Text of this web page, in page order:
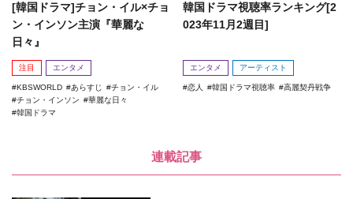
[韓国ドラマ]チョン・イル×チョ
ン・インソン主演『華麗な
日々』
注目 エンタメ
KBSWORLD あらすじ
チョン・イル
チョン・インソン
華麗な日々
韓国ドラマ
韓国ドラマ視聴率ランキング[2
023年11月2週目]
エンタメ アーティスト
恋人 韓国ドラマ視聴率 高麗契丹戦争
連載記事